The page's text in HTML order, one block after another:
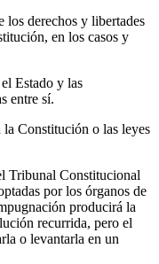
los derechos y libertades
en los casos y
Estado y las
entre sí.
la Constitución o las leyes
Tribunal Constitucional
por los órganos de
producirá la
recurrida, pero el
o levantarla en un